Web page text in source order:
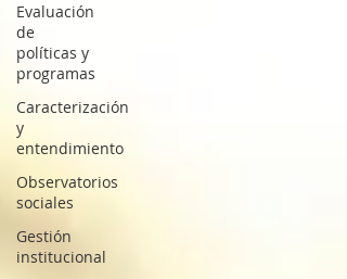
Evaluación
de
políticas y
programas
Caracterización
y
entendimiento
Observatorios
sociales
Gestión
institucional